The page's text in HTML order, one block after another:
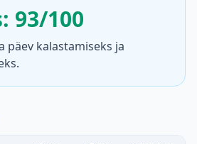
93/100
päev kalastamiseks ja